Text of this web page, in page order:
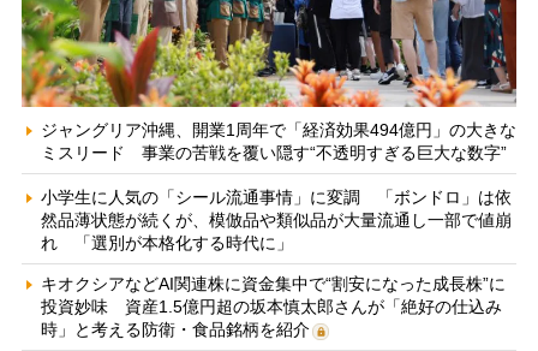
ジャングリア沖縄、開業1周年で「経済効果494億円」の大きな
ミスリード 事業の苦戦を覆い隠す“不透明すぎる巨大な数字”
小学生に人気の「シール流通事情」に変調 「ボンドロ」は依
然品薄状態が続くが、模倣品や類似品が大量流通し一部で値崩
れ 「選別が本格化する時代に」
キオクシアなどAI関連株に資金集中で“割安になった成長株”に
投資妙味 資産1.5億円超の坂本慎太郎さんが「絶好の仕込み
時」と考える防衛・食品銘柄を紹介